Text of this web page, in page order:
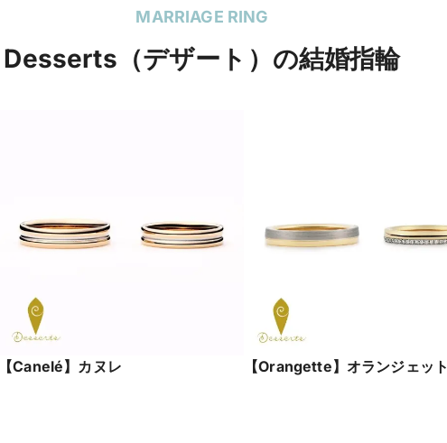
MARRIAGE RING
Desserts（デザート）の結婚指輪
Canelé】カヌレ 【Orangette】オランジェット